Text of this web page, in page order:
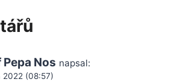
Nos napsal:
2022 (08:57)